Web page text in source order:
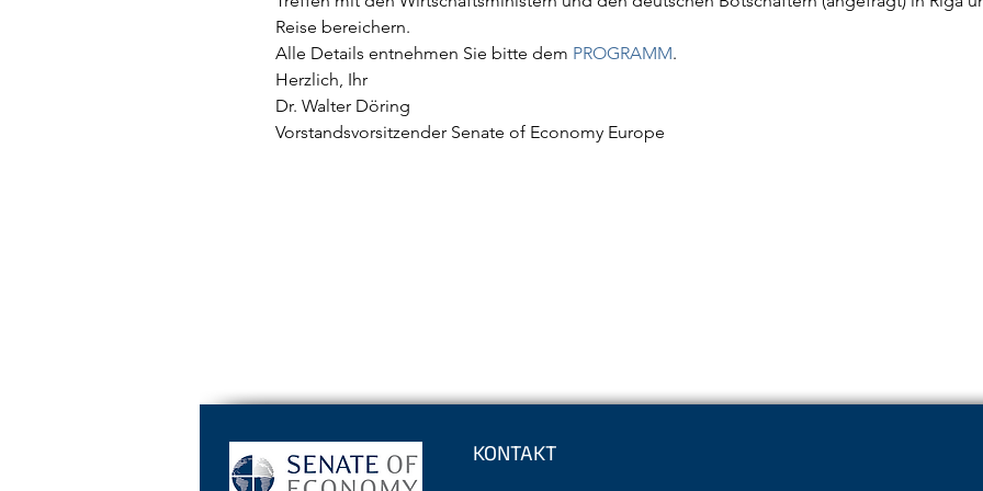
Reise bereichern.
Alle Details entnehmen Sie bitte dem PROGRAMM.
Herzlich, Ihr
Dr. Walter Döring
Vorstandsvorsitzender Senate of Economy Europe
KONTAKT